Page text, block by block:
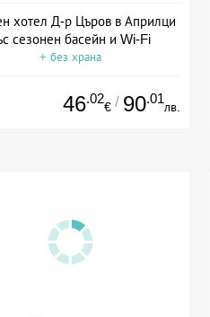
хотел Д-р Църов в Априлци
сезонен басейн и Wi-Fi
+ без храна
46.02
€ / 90.01
лв.